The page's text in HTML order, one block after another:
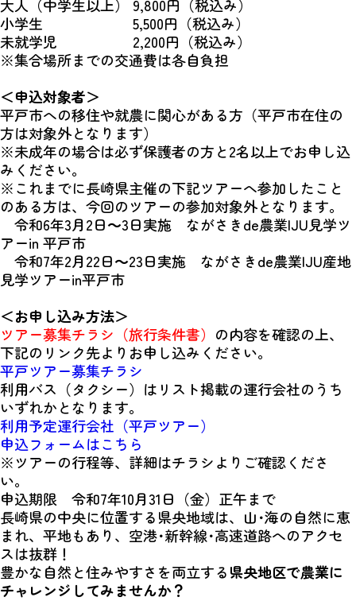
大人（中学生以上） 9,800円（税込み）
小学生 5,500円（税込み）
未就学児 2,200円（税込み）
※集合場所までの交通費は各自負担
＜申込対象者＞
平戸市への移住や就農に関心がある方（平戸市在住の
方は対象外となります）
※未成年の場合は必ず保護者の方と2名以上でお申し込
みください。
※これまでに長崎県主催の下記ツアーへ参加したこと
のある方は、今回のツアーの参加対象外となります。
令和6年3月2日～3日実施 ながさきde農業IJU見学ツ
アーin 平戸市
令和7年2月22日～23日実施 ながさきde農業IJU産地
見学ツアーin平戸市
＜お申し込み方法＞
ツアー募集チラシ（旅行条件書） の内容を確認の上、
下記のリンク先よりお申し込みください。
平戸ツアー募集チラシ
利用バス（タクシー）はリスト掲載の運行会社のうち
いずれかとなります。
利用予定運行会社（平戸ツアー）
申込フォームはこちら
※ツアーの行程等、詳細はチラシよりご確認くださ
い。
申込期限 令和7年10月31日（金）正午まで
長崎県の中央に位置する県央地域は、山･海の自然に恵
まれ、平地もあり、空港･新幹線･高速道路へのアクセ
スは抜群！
豊かな自然と住みやすさを両立する県央地区で農業に
チャレンジしてみませんか？